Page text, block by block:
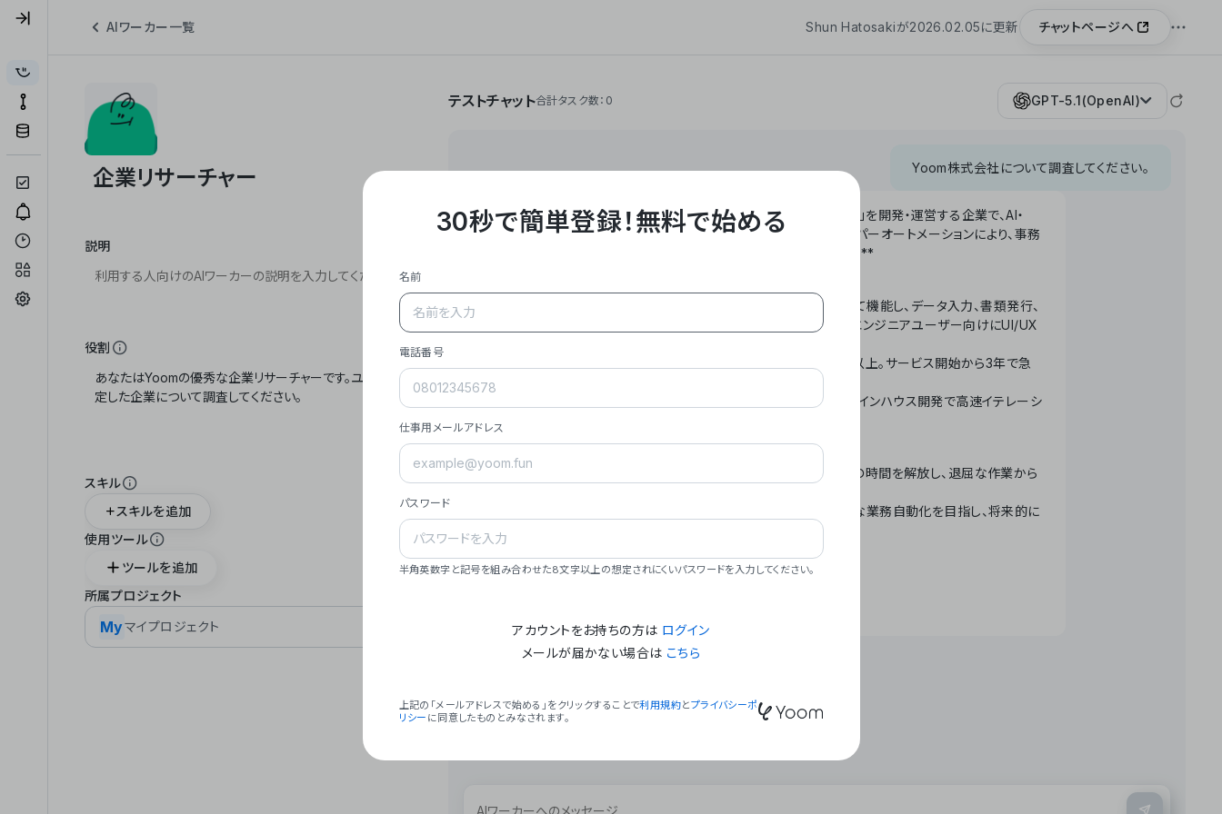
AIワーカー一覧 Shun Hatosakiが2026.02.05に更新 チャットページへ
説明
役割
スキル
スキルを追加
使用ツール
ツールを追加
所属プロジェクト
Myマイプロジェクト
テストチャット合計タスク数：0 GPT-5.1(OpenAI)
Yoom株式会社について調査してください。
**Yoom株式会社は、ビジネスオートメーションSaaS「Yoom」を開発・運営する企業で、AI・
API・RPA・OCRなどの技術をノーコードで組み合わせたハイパーオートメーションにより、事務
作業やデスクワークを自動化するサービスを提供しています。**
- **主力プロダクト「Yoom」**: SaaS連携データベースとして機能し、データ入力、書類発行、
メール対応、請求書処理、日報作成などの業務を自動化。非エンジニアユーザー向けにUI/UX
- **実績**: 国内利用社数20,000社超、直近成長率300%以上。サービス開始から3年で急
- **強み**: すべての自動化技術を1プラットフォームで完結。インハウス開発で高速イテレーシ
- **ミッション**: 「We Make Time」 – テクノロジーで人々の時間を解放し、退屈な作業から
- **ビジョン**: 「Global Business Automation」 – 世界的な業務自動化を目指し、将来的に
### 会社概要
30秒で簡単登録！無料で始める
名前
電話番号
仕事用メールアドレス
パスワード
半角英数字と記号を組み合わせた8文字以上の想定されにくいパスワードを入力してください。
アカウントをお持ちの方は ログイン
メールが届かない場合は こちら
上記の「メールアドレスで始める」をクリックすることで利用規約とプライバシーポ
リシー に同意したものとみなされます。